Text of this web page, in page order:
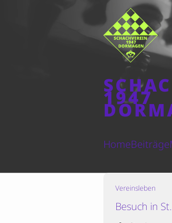
1947
HomeBeiträge
Vereinsleben
Besuch in